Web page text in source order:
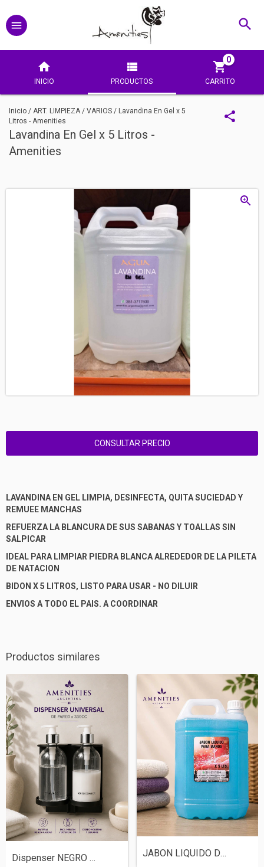
INICIO PRODUCTOS CARRITO
0
Inicio / ART. LIMPIEZA / VARIOS / Lavandina En Gel x 5
Litros - Amenities
Lavandina En Gel x 5 Litros -
Amenities
LAVANDINA EN GEL LIMPIA, DESINFECTA, QUITA SUCIEDAD Y
REMUEE MANCHAS
REFUERZA LA BLANCURA DE SUS SABANAS Y TOALLAS SIN
SALPICAR
IDEAL PARA LIMPIAR PIEDRA BLANCA ALREDEDOR DE LA PILETA
DE NATACION
BIDON X 5 LITROS, LISTO PARA USAR - NO DILUIR
ENVIOS A TODO EL PAIS. A COORDINAR
Productos similares
Dispenser NEGRO DOBLE Para Shampoo/Acond... JABON LIQUIDO DE MANOS A GRANEL - BIDON...